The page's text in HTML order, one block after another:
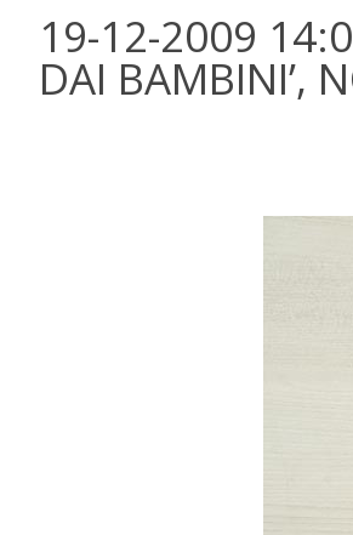
19-12-2009
DAI BAMBINI’,